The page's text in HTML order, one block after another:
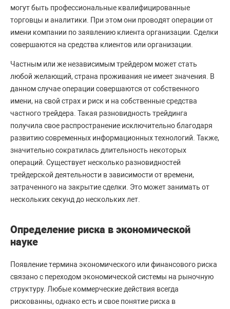
могут быть профессиональные квалифицированные
торговцы и аналитики. При этом они проводят операции от
имени компании по заявлению клиента организации. Сделки
совершаются на средства клиентов или организации.
Частным или же независимым трейдером может стать
любой желающий, страна проживания не имеет значения. В
данном случае операции совершаются от собственного
имени, на свой страх и риск и на собственные средства
частного трейдера. Такая разновидность трейдинга
получила свое распространение исключительно благодаря
развитию современных информационных технологий. Также,
значительно сократилась длительность некоторых
операций. Существует несколько разновидностей
трейдерской деятельности в зависимости от времени,
затраченного на закрытие сделки. Это может занимать от
нескольких секунд до нескольких лет.
Определение риска в экономической
науке
Появление термина экономического или финансового риска
связано с переходом экономической системы на рыночную
структуру. Любые коммерческие действия всегда
рискованны, однако есть и свое понятие риска в